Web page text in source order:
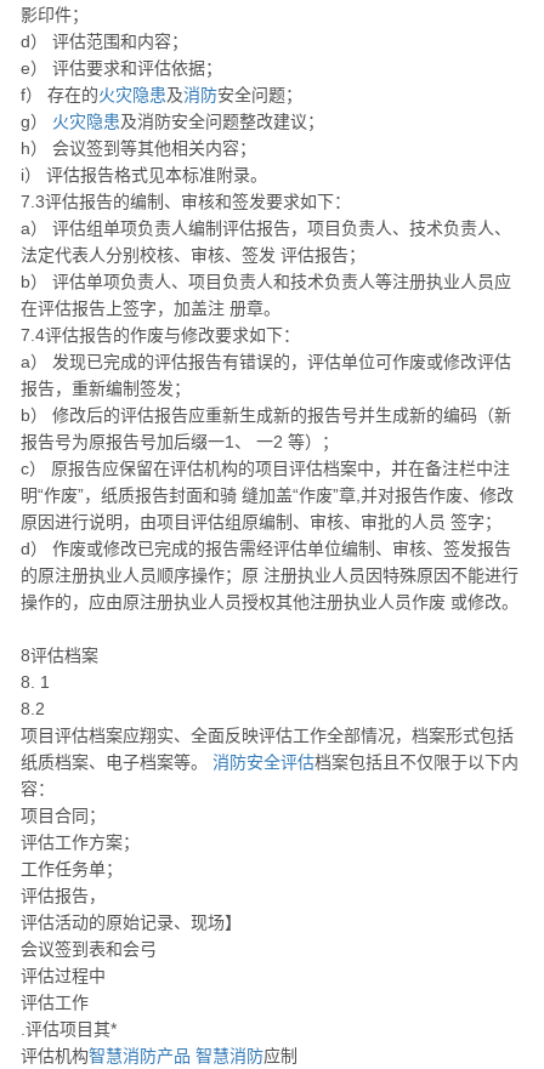
影印件；
d） 评估范围和内容；
e） 评估要求和评估依据；
f） 存在的火灾隐患及消防安全问题；
g） 火灾隐患及消防安全问题整改建议；
h） 会议签到等其他相关内容；
i） 评估报告格式见本标准附录。
7.3评估报告的编制、审核和签发要求如下：
a） 评估组单项负责人编制评估报告，项目负责人、技术负责人、
法定代表人分别校核、审核、签发 评估报告；
b） 评估单项负责人、项目负责人和技术负责人等注册执业人员应
在评估报告上签字，加盖注 册章。
7.4评估报告的作废与修改要求如下：
a） 发现已完成的评估报告有错误的，评估单位可作废或修改评估
报告，重新编制签发；
b） 修改后的评估报告应重新生成新的报告号并生成新的编码（新
报告号为原报告号加后缀一1、 一2 等）；
c） 原报告应保留在评估机构的项目评估档案中，并在备注栏中注
明“作废”，纸质报告封面和骑 缝加盖“作废”章,并对报告作废、修改
原因进行说明，由项目评估组原编制、审核、审批的人员 签字；
d） 作废或修改已完成的报告需经评估单位编制、审核、签发报告
的原注册执业人员顺序操作；原 注册执业人员因特殊原因不能进行
操作的，应由原注册执业人员授权其他注册执业人员作废 或修改。
8评估档案
8. 1
8.2
项目评估档案应翔实、全面反映评估工作全部情况，档案形式包括
纸质档案、电子档案等。 消防安全评估档案包括且不仅限于以下内
容：
项目合同；
评估工作方案；
工作任务单；
评估报告，
评估活动的原始记录、现场】
会议签到表和会弓
评估过程中
评估工作
.评估项目其*
评估机构智慧消防产品 智慧消防应制